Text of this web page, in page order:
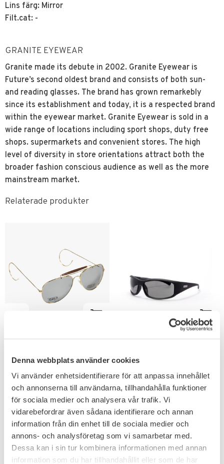
Denna webbplats använder cookies
Vi använder enhetsidentifierare för att anpassa innehållet
och annonserna till användarna, tillhandahålla funktioner
för sociala medier och analysera vår trafik. Vi
vidarebefordrar även sådana identifierare och annan
information från din enhet till de sociala medier och
annons- och analysföretag som vi samarbetar med.
Dessa kan i sin tur kombinera informationen med annan
information som du har tillhandahållit eller som de har
Lins färg: Mirror
Filt.cat: -
GRANITE EYEWEAR
Granite made its debute in 2002. Granite Eyewear is
Future’s second oldest brand and consists of both sun-
and reading glasses. The brand has grown remarkebly
since its establishment and today, it is a respected brand
within the eyewear market. Granite Eyewear is sold in a
wide range of locations including sport shops, duty free
shops. supermarkets and convenient stores. The high
level of diversity in store orientations attract both the
broader fashion conscious audience as well as the more
mainstream market.
Relaterade produkter
Pilotglasögon Spegel
Klassiska solglasögon med
spegel lins & bågar i mässing.
149
Lägg till i favoriter
Granite P5 Biker
Sport bågar med Smoke lins
199